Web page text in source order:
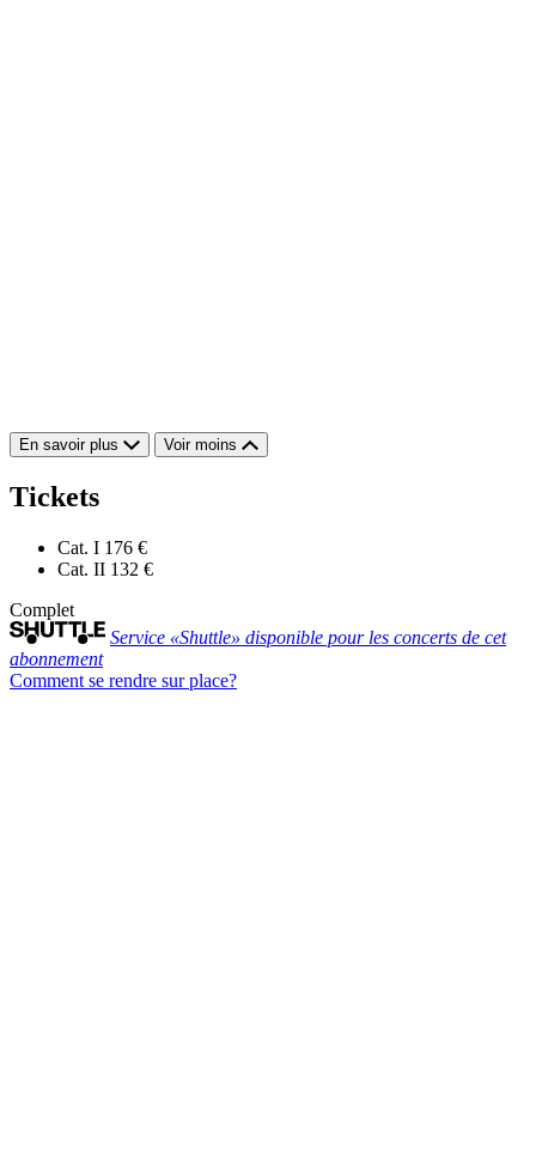
En savoir plus Voir moins
Tickets
Cat. I 176 €
Cat. II 132 €
Complet
Service «Shuttle» disponible pour les concerts de cet
abonnement
Comment se rendre sur place?